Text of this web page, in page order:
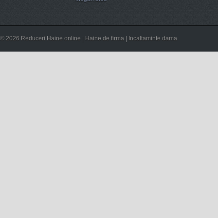
© 2026 Reduceri Haine online | Haine de firma | Incaltaminte dama